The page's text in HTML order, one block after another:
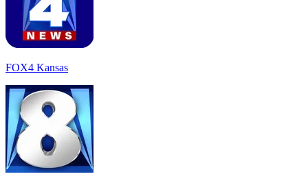
FOX4 Kansas